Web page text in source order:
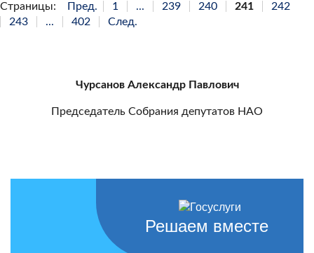
Страницы: Пред. 1 ... 239 240 241
242
243
... 402 След.
Чурсанов Александр Павлович
Председатель Собрания депутатов НАО
Решаем вместе